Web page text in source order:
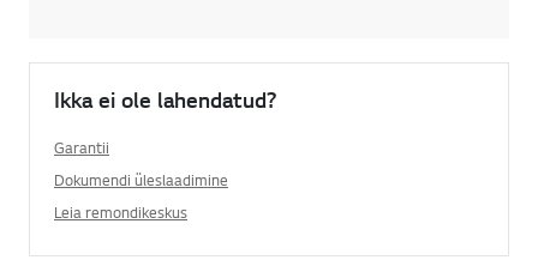
Ikka ei ole lahendatud?
Garantii
Dokumendi üleslaadimine
Leia remondikeskus